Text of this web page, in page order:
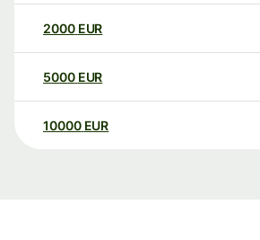
2000 EUR
5000 EUR
10000 EUR